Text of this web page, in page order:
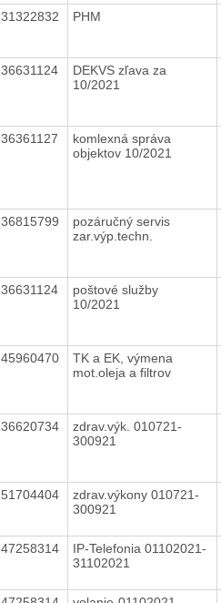
31322832 PHM
36631124
DEKVS zľava za
10/2021
36361127
komlexná správa
objektov 10/2021
36815799
pozáručný servis
zar.výp.techn.
36631124
poštové služby
10/2021
45960470
TK a EK, výmena
mot.oleja a filtrov
36620734
zdrav.výk. 010721-
300921
51704404
zdrav.výkony 010721-
300921
47258314
IP-Telefonia 01102021-
31102021